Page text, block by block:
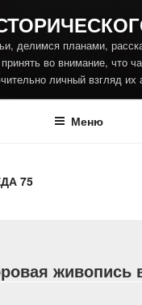
делимся планами,
во внимание, что
личный взгляд их
Меню
75
живопись